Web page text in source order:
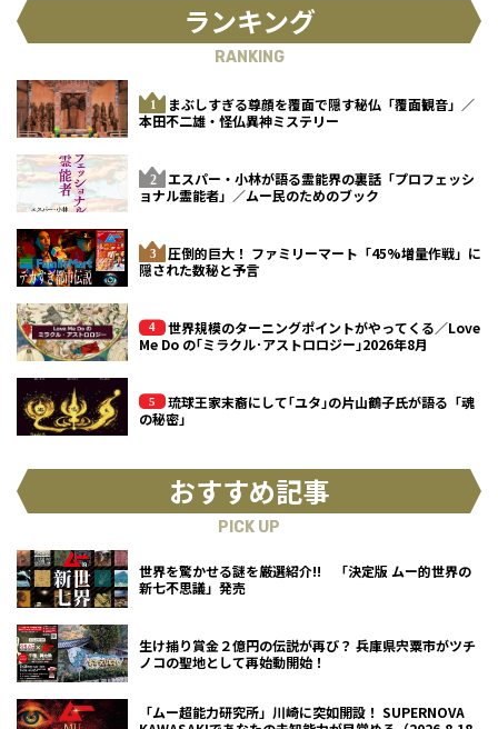
ランキング
RANKING
まぶしすぎる尊顔を覆面で隠す秘仏「覆面観音」／
本田不二雄・怪仏異神ミステリー
エスパー・小林が語る霊能界の裏話「プロフェッシ
ョナル霊能者」／ムー民のためのブック
圧倒的巨大！ ファミリーマート「45%増量作戦」に
隠された数秘と予言
世界規模のターニングポイントがやってくる／Love
Me Do の｢ミラクル･アストロロジー｣2026年8月
琉球王家末裔にして｢ユタ｣の片山鶴子氏が語る「魂
の秘密」
おすすめ記事
PICK UP
世界を驚かせる謎を厳選紹介!! 「決定版 ムー的世界の
新七不思議」発売
生け捕り賞金２億円の伝説が再び？ 兵庫県宍粟市がツチ
ノコの聖地として再始動開始！
「ムー超能力研究所」川崎に突如開設！ SUPERNOVA